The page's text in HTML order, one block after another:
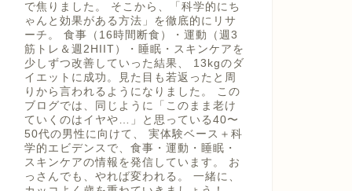
で焦りました。 そこから、「科学的にち
ゃんと効果がある方法」を徹底的にリサ
ーチ。 食事（16時間断食）・運動（週3
筋トレ＆週2HIIT）・睡眠・スキンケアを
少しずつ改善していった結果、 13kgのダ
イエットに成功。見た目も若返ったと周
りから言われるようになりました。 この
ブログでは、同じように「このまま老け
ていくのはイヤや…」と思っている40〜
50代の男性に向けて、 実体験ベース＋科
学的エビデンスで、食事・運動・睡眠・
スキンケアの情報を発信しています。 お
っさんでも、やれば変われる。 一緒に、